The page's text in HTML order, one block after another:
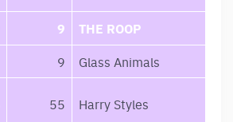
9 THE ROOP
9 Glass Animals
55 Harry Styles